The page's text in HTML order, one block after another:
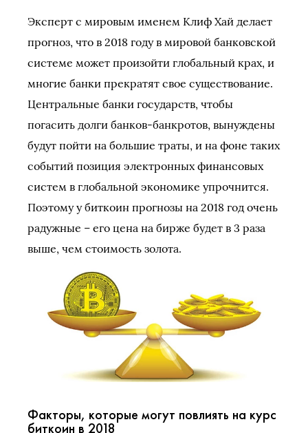
Эксперт с мировым именем Клиф Хай делает
прогноз, что в 2018 году в мировой банковской
системе может произойти глобальный крах, и
многие банки прекратят свое существование.
Центральные банки государств, чтобы
погасить долги банков-банкротов, вынуждены
будут пойти на большие траты, и на фоне таких
событий позиция электронных финансовых
систем в глобальной экономике упрочнится.
Поэтому у биткоин прогнозы на 2018 год очень
радужные – его цена на бирже будет в 3 раза
выше, чем стоимость золота.
Факторы, которые могут повлиять на курс
биткоин в 2018